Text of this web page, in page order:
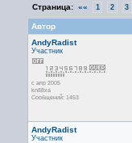
Страница: «« 1 2 3
Автор
AndyRadist
Участник
с апр 2005
kn88xa
Сообщений: 1453
AndyRadist
Участник